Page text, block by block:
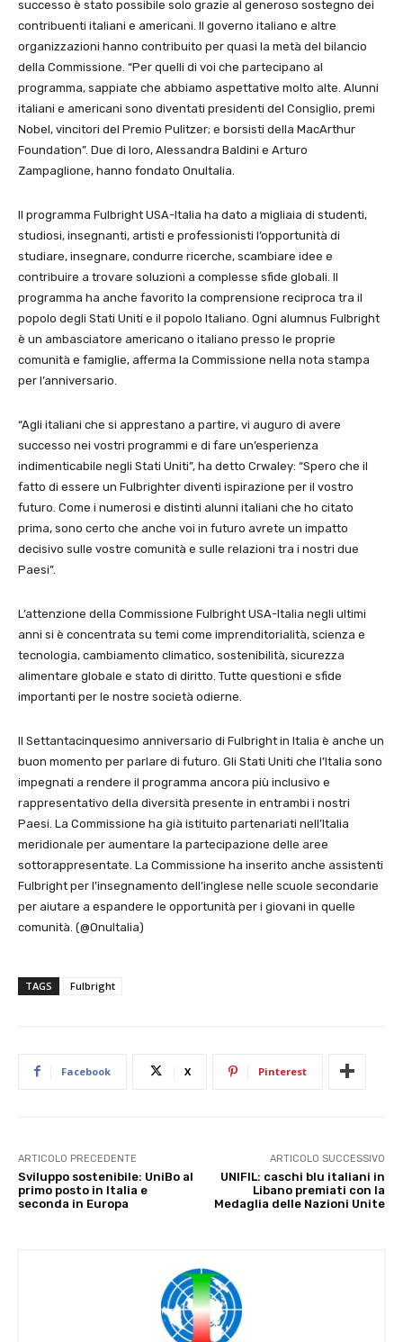
successo è stato possibile solo grazie al generoso sostegno dei
contribuenti italiani e americani. Il governo italiano e altre
organizzazioni hanno contribuito per quasi la metà del bilancio
della Commissione. “Per quelli di voi che partecipano al
programma, sappiate che abbiamo aspettative molto alte. Alunni
italiani e americani sono diventati presidenti del Consiglio, premi
Nobel, vincitori del Premio Pulitzer; e borsisti della MacArthur
Foundation”. Due di loro, Alessandra Baldini e Arturo
Zampaglione, hanno fondato OnuItalia.
Il programma Fulbright USA-Italia ha dato a migliaia di studenti,
studiosi, insegnanti, artisti e professionisti l’opportunità di
studiare, insegnare, condurre ricerche, scambiare idee e
contribuire a trovare soluzioni a complesse sfide globali. Il
programma ha anche favorito la comprensione reciproca tra il
popolo degli Stati Uniti e il popolo Italiano. Ogni alumnus Fulbright
è un ambasciatore americano o italiano presso le proprie
comunità e famiglie, afferma la Commissione nella nota stampa
per l’anniversario.
“Agli italiani che si apprestano a partire, vi auguro di avere
successo nei vostri programmi e di fare un’esperienza
indimenticabile negli Stati Uniti”, ha detto Crwaley: “Spero che il
fatto di essere un Fulbrighter diventi ispirazione per il vostro
futuro. Come i numerosi e distinti alunni italiani che ho citato
prima, sono certo che anche voi in futuro avrete un impatto
decisivo sulle vostre comunità e sulle relazioni tra i nostri due
Paesi”.
L’attenzione della Commissione Fulbright USA-Italia negli ultimi
anni si è concentrata su temi come imprenditorialità, scienza e
tecnologia, cambiamento climatico, sostenibilità, sicurezza
alimentare globale e stato di diritto. Tutte questioni e sfide
importanti per le nostre società odierne.
Il Settantacinquesimo anniversario di Fulbright in Italia è anche un
buon momento per parlare di futuro. Gli Stati Uniti che l’Italia sono
impegnati a rendere il programma ancora più inclusivo e
rappresentativo della diversità presente in entrambi i nostri
Paesi. La Commissione ha già istituito partenariati nell’Italia
meridionale per aumentare la partecipazione delle aree
sottorappresentate. La Commissione ha inserito anche assistenti
Fulbright per l’insegnamento dell’inglese nelle scuole secondarie
per aiutare a espandere le opportunità per i giovani in quelle
comunità. (@OnuItalia)
TAGS Fulbright
Facebook X Pinterest
ARTICOLO PRECEDENTE
Sviluppo sostenibile: UniBo al
primo posto in Italia e
seconda in Europa
ARTICOLO SUCCESSIVO
UNIFIL: caschi blu italiani in
Libano premiati con la
Medaglia delle Nazioni Unite